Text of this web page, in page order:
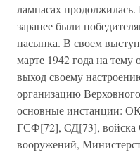
лампасах
заранее были
пасынка. В своем
марте 1942 года на тему
выход своему
организацию
основные инстанции:
ГСФ[72], СД[73], войска
вооружений,